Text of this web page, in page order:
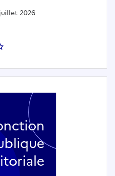
2026
des services techniques